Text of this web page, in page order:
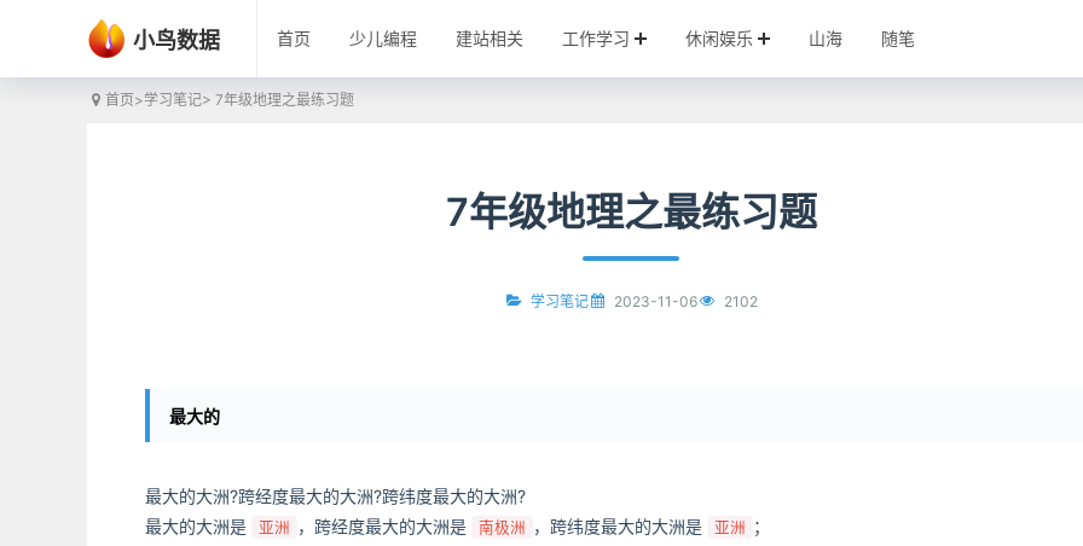
小鸟数据 首页 少儿编程 建站相关 工作学习 休闲娱乐 山海 随笔
首页>学习笔记> 7年级地理之最练习题
7年级地理之最练习题
学习笔记 2023-11-06 2102
最大的
最大的大洲?跨经度最大的大洲?跨纬度最大的大洲?
最大的大洲是
亚洲 ，跨经度最大的大洲是 南极洲 ，跨纬度最大的大洲是 亚洲 ；